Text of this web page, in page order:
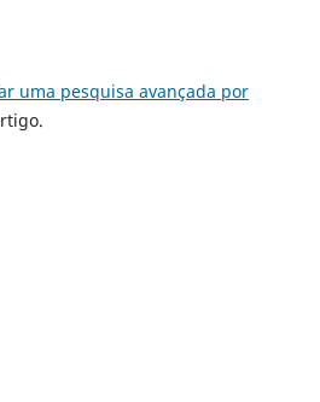
uma pesquisa avançada por